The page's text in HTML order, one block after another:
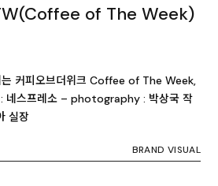
of The Week)
는 커피오브더위크 Coffee of The Week,
스프레소 – photography : 박상국 작
실장
BRAND VISUAL